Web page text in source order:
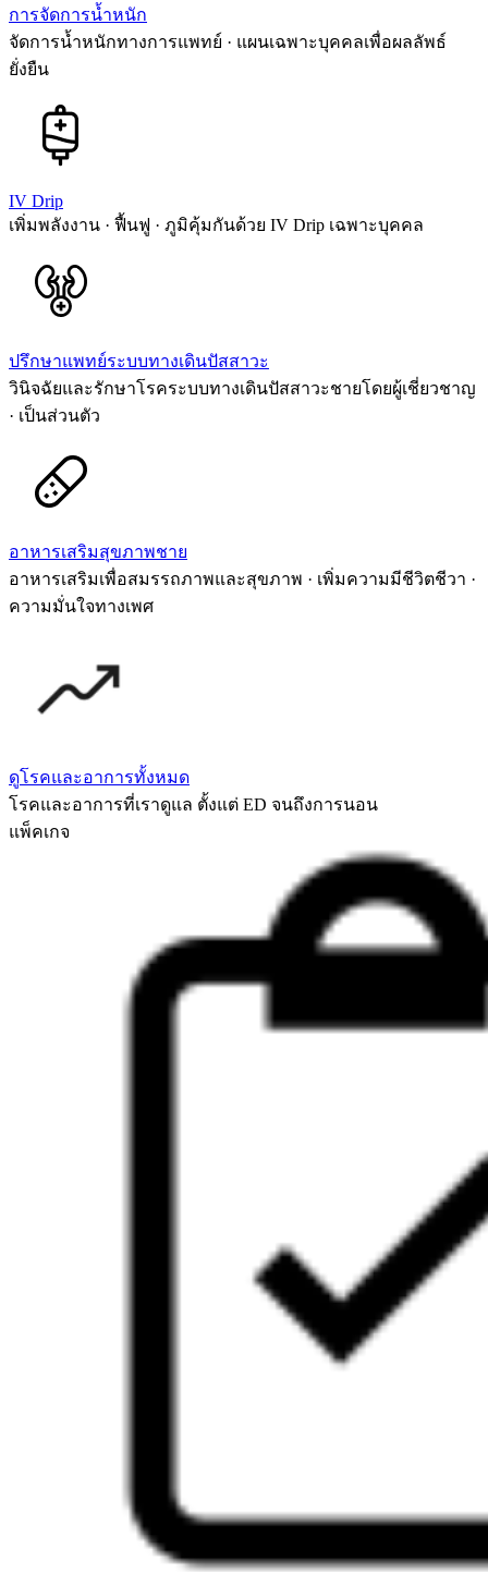
การจัดการน้ำหนัก
จัดการน้ำหนักทางการแพทย์ · แผนเฉพาะบุคคลเพื่อผลลัพธ์
ยั่งยืน
IV Drip
เพิ่มพลังงาน · ฟื้นฟู · ภูมิคุ้มกันด้วย IV Drip เฉพาะบุคคล
ปรึกษาแพทย์ระบบทางเดินปัสสาวะ
วินิจฉัยและรักษาโรคระบบทางเดินปัสสาวะชายโดยผู้เชี่ยวชาญ
· เป็นส่วนตัว
อาหารเสริมสุขภาพชาย
อาหารเสริมเพื่อสมรรถภาพและสุขภาพ · เพิ่มความมีชีวิตชีวา ·
ความมั่นใจทางเพศ
ดูโรคและอาการทั้งหมด
โรคและอาการที่เราดูแล ตั้งแต่ ED จนถึงการนอน
แพ็คเกจ